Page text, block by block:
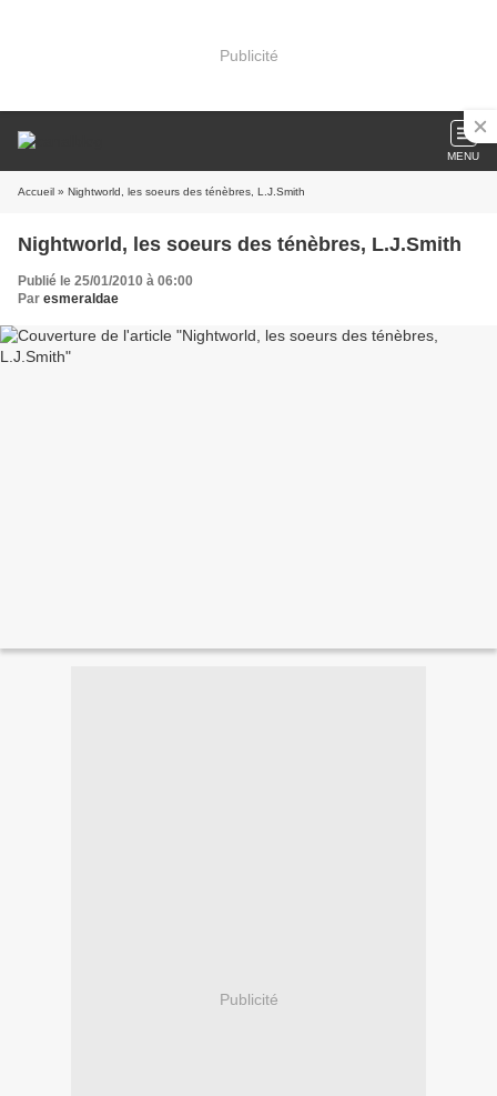
Publicité
MENU
Accueil » Nightworld, les soeurs des ténèbres, L.J.Smith
Nightworld, les soeurs des ténèbres, L.J.Smith
Publié le 25/01/2010 à 06:00
Par esmeraldae
Publicité